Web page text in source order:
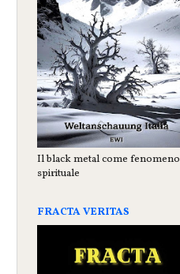
Il black metal come fenomeno
spirituale
FRACTA VERITAS